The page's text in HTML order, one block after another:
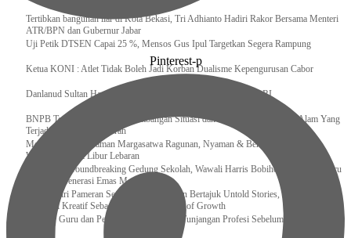
Tertibkan bangunan liar di Kota Bekasi, Tri Adhianto Hadiri Rakor Bersama Menteri
ATR/BPN dan Gubernur Jabar
Uji Petik DTSEN Capai 25 %, Mensos Gus Ipul Targetkan Segera Rampung
Ketua KONI : Atlet Tidak Boleh Jadi Korban Dualisme Kepengurusan Cabor
Danlanud Sultan Hasanuddin Ikuti Exit Meeting Bersama BPK RI
BNPB Terus Memantau Perkembangan Situasi dan Penanganan Bencana Alam Yang
Terjadi di Beberapa Daerah
Menpar Pastikan Taman Margasatwa Ragunan, Nyaman & Bersih di Kunjungi
Wisatawan Saat Libur Lebaran
Resmikan Groundbreaking Gedung Sekolah, Wawali Harris Bobihoe : Tonggak Baru
Ciptakan Generasi Emas Masa Depan
Menghadiri Pameran Seni Meiro Collection Bertajuk Untold Stories, Irene Umar :
Ekonomi Kreatif Sebagai The New Engine of Growth
120.067 Guru dan Pengawas PAI Terima Tunjangan Profesi Sebelum Lebaran
Pinterest-p